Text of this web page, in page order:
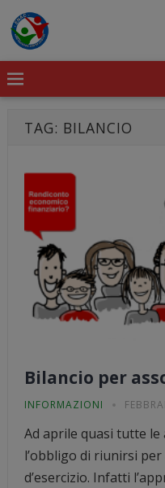
TAG: BILANCIO
Bilancio per
INFORMAZIONI
Ad aprile quasi tutte
l’obbligo di riunirsi
d’esercizio. Infatti